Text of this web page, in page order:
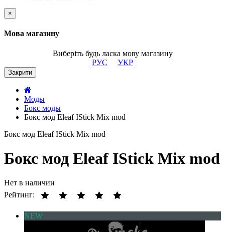
×
Мова магазину
Виберіть будь ласка мову магазину
РУС
УКР
Закрити
Моды
Бокс моды
Бокс мод Eleaf IStick Mix mod
Бокс мод Eleaf IStick Mix mod
Бокс мод Eleaf IStick Mix mod
Нет в наличии
Рейтинг:
NEW